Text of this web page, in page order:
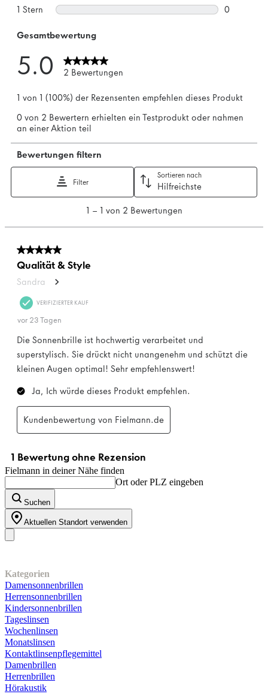
Fielmann in deiner Nähe finden
Ort oder PLZ eingeben
Suchen
Aktuellen Standort verwenden
Kategorien
Damensonnenbrillen
Herrensonnenbrillen
Kindersonnenbrillen
Tageslinsen
Wochenlinsen
Monatslinsen
Kontaktlinsenpflegemittel
Damenbrillen
Herrenbrillen
Hörakustik